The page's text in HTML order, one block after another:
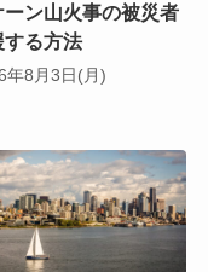
ーン山火事の被災者
する方法
年8月3日(月)